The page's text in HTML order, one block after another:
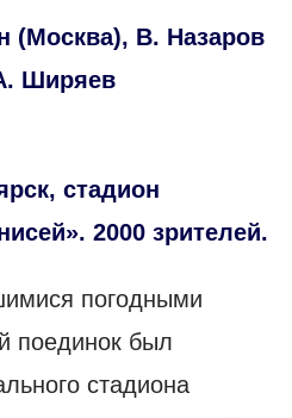
(Москва), В. Назаров
Ширяев
стадион
2000 зрителей.
погодными
поединок был
стадиона